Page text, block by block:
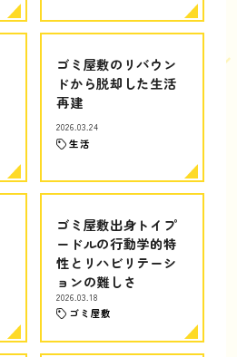
ゴミ屋敷のリバウン
ドから脱却した生活
再建
2026.03.24
生活
ゴミ屋敷出身トイプ
ードルの行動学的特
性とリハビリテーシ
ョンの難しさ
2026.03.18
ゴミ屋敷